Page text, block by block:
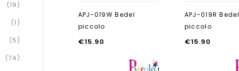
APJ-019W Bedel
piccolo
€15.90
APJ-019R Bedel
piccolo
€15.90
(19)
(1)
(5)
(74)